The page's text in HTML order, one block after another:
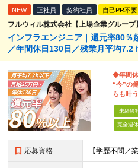
NEW 正社員 契約社員 自己PR不要
フルウィル株式会社【上場企業グループ
インフラエンジニア｜還元率80％
／年間休日130日／残業月平均7.2
◆年間
“今”の
らも叶う
未経験
完全週
応募資格